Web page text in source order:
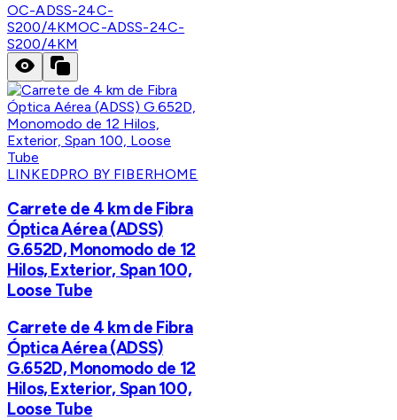
OC-ADSS-24C-
S200/4KMOC-ADSS-24C-
S200/4KM
LINKEDPRO BY FIBERHOME
Carrete de 4 km de Fibra
Óptica Aérea (ADSS)
G.652D, Monomodo de 12
Hilos, Exterior, Span 100,
Loose Tube
Carrete de 4 km de Fibra
Óptica Aérea (ADSS)
G.652D, Monomodo de 12
Hilos, Exterior, Span 100,
Loose Tube